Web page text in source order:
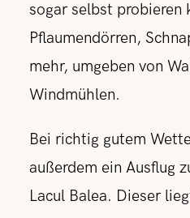
sogar selbst probieren
Pflaumendörren,
mehr, umgeben von
Windmühlen.
Bei richtig gutem
außerdem ein Ausflug
Lacul Balea. Dieser